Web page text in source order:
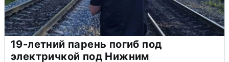
19-летний парень погиб под
электричкой под Нижним